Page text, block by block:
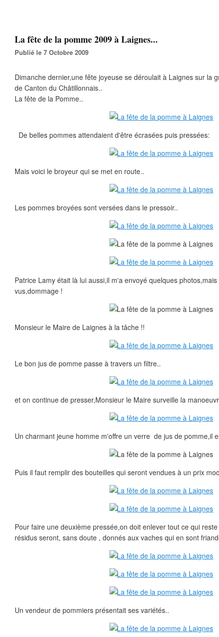
La fête de la pomme 2009 à Laignes...
Publié le 7 Octobre 2009
Dimanche dernier,une fête joyeuse se déroulait à Laignes sur la
de Canton du Châtillonnais..
La fête de la Pomme..
De belles pommes attendaient d'être écrasées puis pressées:
Mais voici le broyeur qui se met en route..
Les pommes broyées sont versées dans le pressoir..
Patrice Lamy était là lui aussi,il m'a envoyé quelques
vus,dommage !
Monsieur le Maire de Laignes à la tâche !!
Le bon jus de pomme passe à travers un filtre..
et on continue de presser,Monsieur le Maire surveille la
Un charmant jeune homme m'offre un verre de jus de pomme,il
Puis il faut remplir des bouteilles qui seront vendues à un prix
Pour faire une deuxième pressée,on doit enlever tout ce qui
résidus seront, sans doute , donnés aux vaches qui en sont
Un vendeur de pommiers présentait ses variétés..